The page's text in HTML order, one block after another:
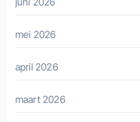
mei 2026
april 2026
maart 2026